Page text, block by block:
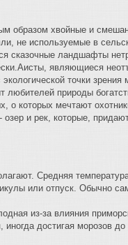
образом хвойные и
не используемые в
сказочные ландшафты
являющиеся
точки
любителей природы
о которых мечтают
и рек, которые,
Средняя
или отпуск. Обычно
из-за влияния
иногда достигая морозов